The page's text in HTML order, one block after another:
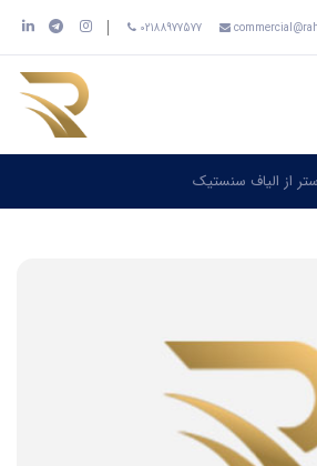
02188977577
از الیاف سنستیک